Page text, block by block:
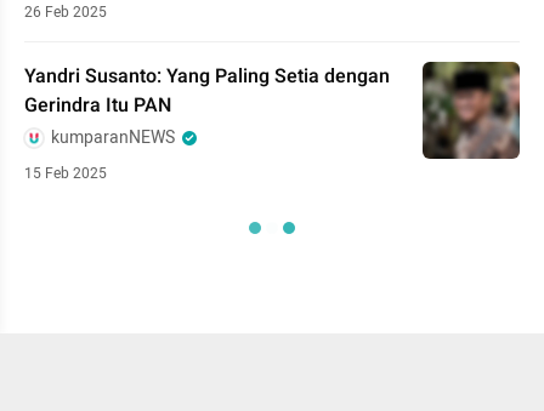
26 Feb 2025
Yandri Susanto: Yang Paling Setia dengan
Gerindra Itu PAN
kumparanNEWS
15 Feb 2025